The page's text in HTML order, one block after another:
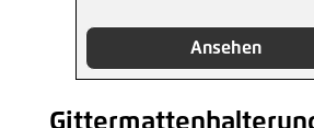
Ansehen
Produktgalerie überspringen